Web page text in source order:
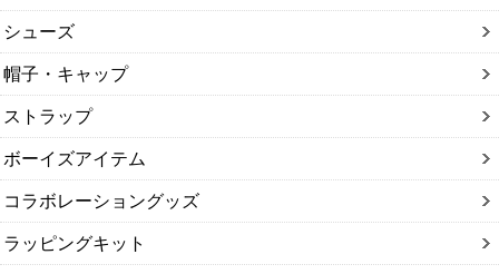
シューズ
帽子・キャップ
ストラップ
ボーイズアイテム
コラボレーショングッズ
ラッピングキット